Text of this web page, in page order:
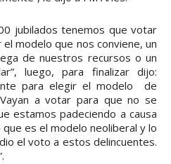
jubilados tenemos que votar
modelo que nos conviene, un
de nuestros recursos o un
luego, para finalizar dijo:
para elegir el modelo de
a votar para que no se
estamos padeciendo a causa
es el modelo neoliberal y lo
el voto a estos delincuentes.